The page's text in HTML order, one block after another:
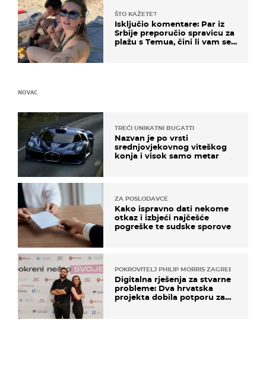
ŠTO KAŽETE?
Isključio komentare: Par iz
Srbije preporučio spravicu za
plažu s Temua, čini li vam se
NOVAC
TREĆI UNIKATNI BUGATTI
Nazvan je po vrsti
srednjovjekovnog viteškog
konja i visok samo metar
ZA POSLODAVCE
Kako ispravno dati nekome
otkaz i izbjeći najčešće
pogreške te sudske sporove
POKROVITELJ PHILIP MORRIS ZAGREB
Digitalna rješenja za stvarne
probleme: Dva hrvatska
projekta dobila potporu za